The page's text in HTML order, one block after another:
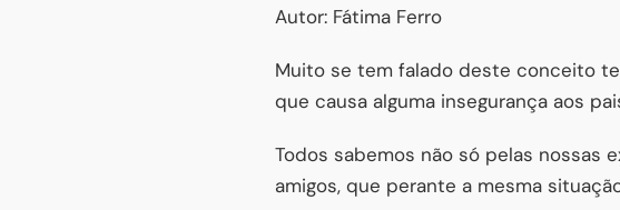
Autor: Fátima Ferro
Muito se tem falado deste conceito
que causa alguma insegurança aos
Todos sabemos não só pelas nossas
amigos, que perante a mesma